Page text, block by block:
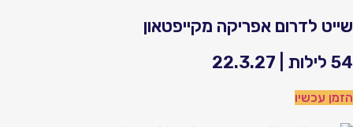
לדרום אפריקה מקייפטאון
| 22.3.27
עכשיו